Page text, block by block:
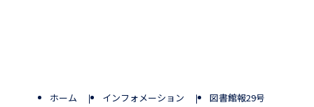
ホーム インフォメーション 図書館報29号